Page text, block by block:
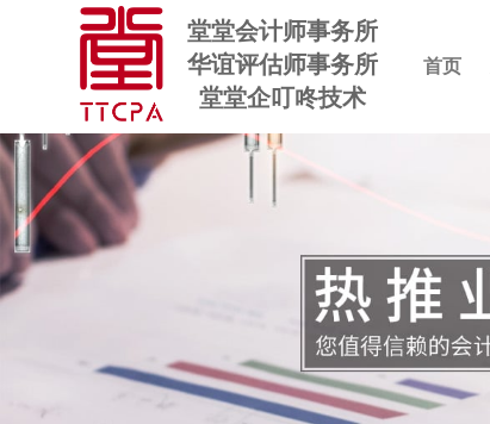
堂堂会计师事务所
华谊评估师事务所
堂堂企叮咚技术
首页